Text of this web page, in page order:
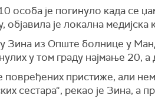
особа је погинуло када се
објавила је локална медијска
Зина из Опште болнице у
у том граду најмање 20,
повређених пристиже, али
сестара“, рекао је Зина, а